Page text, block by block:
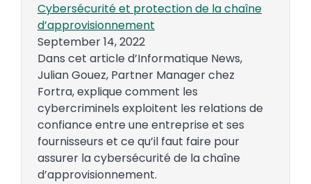
Cybersécurité et protection de la chaîne
d’approvisionnement
September 14, 2022
Dans cet article d’Informatique News,
Julian Gouez, Partner Manager chez
Fortra, explique comment les
cybercriminels exploitent les relations de
confiance entre une entreprise et ses
fournisseurs et ce qu’il faut faire pour
assurer la cybersécurité de la chaîne
d’approvisionnement.